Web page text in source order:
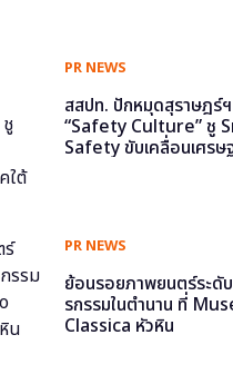
PR NEWS
สสปท. ปักหมุดสุราษฎร์
“Safety Culture” ชู
Safety ขับเคลื่อนเศรษ
PR NEWS
ย้อนรอยภาพยนตร์ระดั
รกรรมในตำนาน ที่
Classica หัวหิน